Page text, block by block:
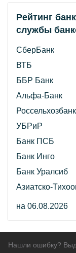
Рейтинг
службы
СберБанк
ВТБ
ББР Банк
Альфа-Банк
Россельхозбанк
УБРиР
Банк ПСБ
Банк Инго
Банк Уралсиб
Азиатско-
на 06.08.2026
Нашли ошибку?